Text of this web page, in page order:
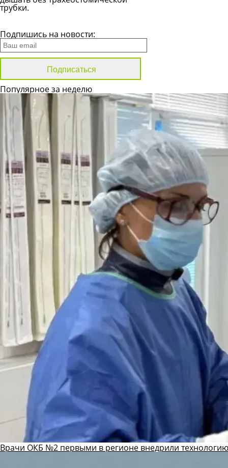
трубки.
Подпишись на новости:
Популярное за неделю
Врачи ОКБ №2 первыми в регионе внедрили